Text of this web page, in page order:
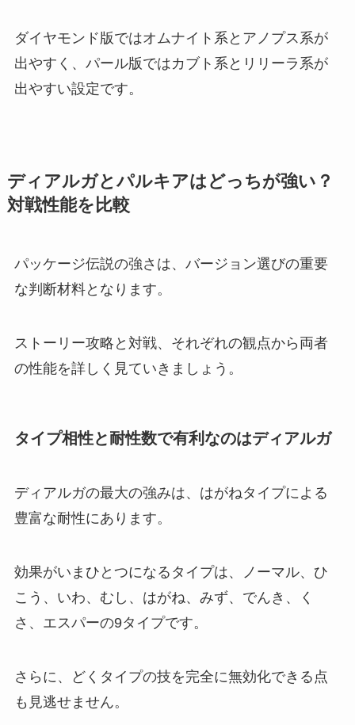
ダイヤモンド版ではオムナイト系とアノプス系が
出やすく、パール版ではカブト系とリリーラ系が
出やすい設定です。
ディアルガとパルキアはどっちが強い？
対戦性能を比較
パッケージ伝説の強さは、バージョン選びの重要
な判断材料となります。
ストーリー攻略と対戦、それぞれの観点から両者
の性能を詳しく見ていきましょう。
タイプ相性と耐性数で有利なのはディアルガ
ディアルガの最大の強みは、はがねタイプによる
豊富な耐性にあります。
効果がいまひとつになるタイプは、ノーマル、ひ
こう、いわ、むし、はがね、みず、でんき、く
さ、エスパーの9タイプです。
さらに、どくタイプの技を完全に無効化できる点
も見逃せません。